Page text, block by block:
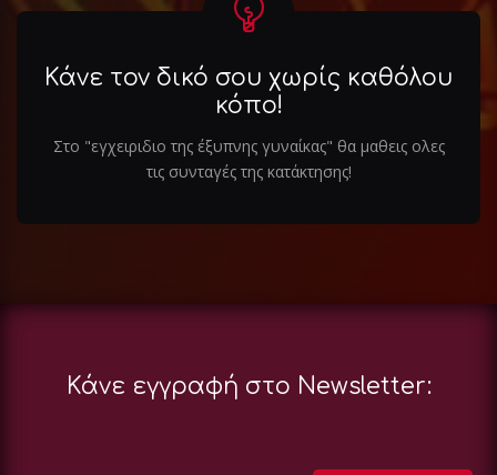
Κάνε τον δικό σου χωρίς καθόλου
κόπο!
Στο "εγχειριδιο της έξυπνης γυναίκας" θα μαθεις ολες
τις συνταγές της κατάκτησης!
Κάνε εγγραφή στο Newsletter: